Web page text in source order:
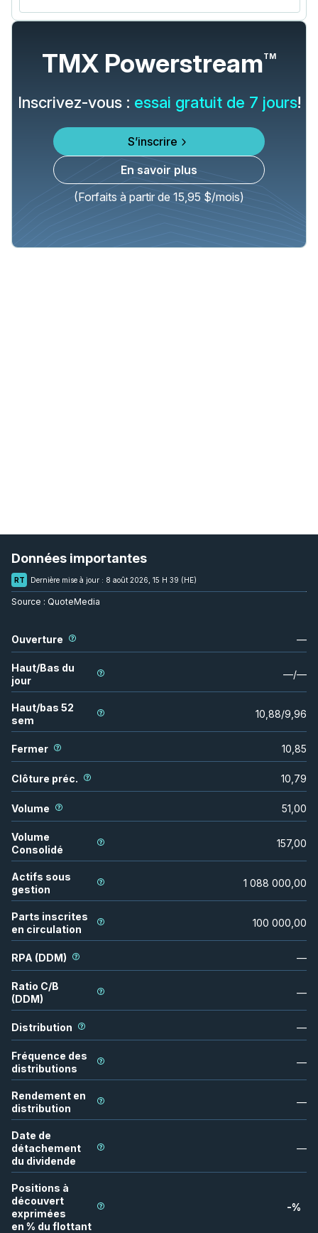
TMX PowerstreamTM
Inscrivez-vous : essai gratuit de 7 jours!
S’inscrire
En savoir plus
(Forfaits à partir de 15,95 $/mois)
Données importantes
RT Dernière mise à jour : 8 août 2026, 15 H 39 (HE)
Source : QuoteMedia
Ouverture —
Haut/Bas du
jour
—/—
Haut/bas 52
sem
10,88/9,96
Fermer 10,85
Clôture préc. 10,79
Volume 51,00
Volume
Consolidé
157,00
Actifs sous
gestion
1 088 000,00
Parts inscrites
en circulation
100 000,00
RPA (DDM) —
Ratio C/B
(DDM)
—
Distribution —
Fréquence des
distributions
—
Rendement en
distribution
—
Date de
détachement
du dividende
—
Positions à
découvert
exprimées
en % du flottant
-%